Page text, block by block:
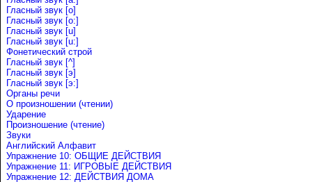
Гласный звук [o]
Гласный звук [o:]
Гласный звук [u]
Гласный звук [u:]
Фонетический строй
Гласный звук [^]
Гласный звук [э]
Гласный звук [э:]
Органы речи
О произношении (чтении)
Ударение
Произношение (чтение)
Звуки
Английский Алфавит
Упражнение 10: ОБЩИЕ ДЕЙСТВИЯ
Упражнение 11: ИГРОВЫЕ ДЕЙСТВИЯ
Упражнение 12: ДЕЙСТВИЯ ДОМА